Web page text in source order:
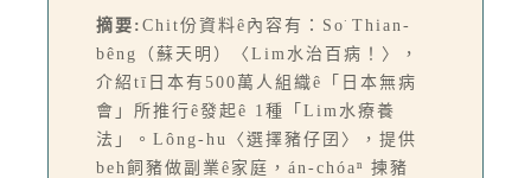
摘要: Chit份資料ê內容有：So͘ Thian-
bêng（蘇天明）〈Lim水治百病！〉，
介紹tī日本有500萬人組織ê「日本無病
會」所推行ê發起ê 1種「Lim水療養
法」。Lông-hu〈選擇豬仔囝〉，提供
beh飼豬做副業ê家庭，án-chóaⁿ 揀豬